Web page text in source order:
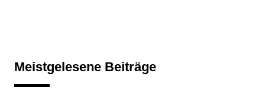
Meistgelesene Beiträge